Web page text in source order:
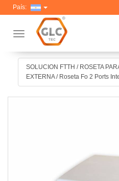
Toggle navigation
País:
SOLUCION FTTH / ROSETA
EXTERNA / Roseta Fo 2 Ports